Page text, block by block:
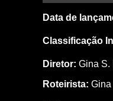
Data de
Classificação
Diretor: Gina S.
Roteirista: Gina